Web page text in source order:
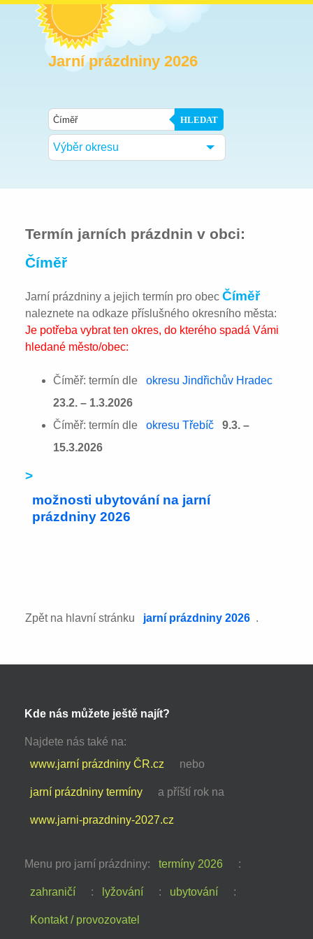
Jarní prázdniny 2026
HLEDAT
Výběr okresu
Termín jarních prázdnin v obci:
Číměř
Jarní prázdniny a jejich termín pro obecČíměř
naleznete na odkaze příslušného okresního města:
Je potřeba vybrat ten okres, do kterého spadá Vámi
hledané město/obec:
Číměř: termín dle
okresu Jindřichův Hradec
23.2. – 1.3.2026
Číměř: termín dle
okresu Třebíč
9.3. –
15.3.2026
>
možnosti ubytování na jarní
prázdniny 2026
Zpět na hlavní stránku jarní prázdniny 2026 .
Kde nás můžete ještě najít?
Najdete nás také na:
www.jarní prázdniny ČR.cz
nebo
jarní prázdniny termíny a příští rok na
www.jarni-prazdniny-2027.cz
Menu pro jarní prázdniny: termíny 2026 :
zahraničí : lyžování : ubytování :
Kontakt / provozovatel